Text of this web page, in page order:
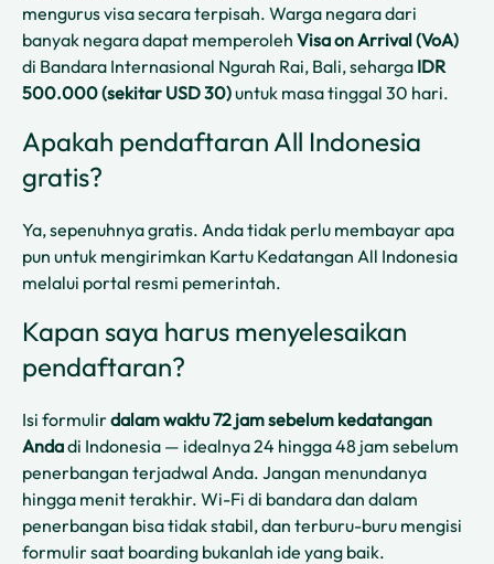
mengurus visa secara terpisah. Warga negara dari
banyak negara dapat memperoleh Visa on Arrival (VoA)
di Bandara Internasional Ngurah Rai, Bali, seharga IDR
500.000 (sekitar USD 30)untuk masa tinggal 30 hari.
Apakah pendaftaran All Indonesia
gratis?
Ya, sepenuhnya gratis. Anda tidak perlu membayar apa
pun untuk mengirimkan Kartu Kedatangan All Indonesia
melalui portal resmi pemerintah.
Kapan saya harus menyelesaikan
pendaftaran?
Isi formulirdalam waktu 72 jam sebelum kedatangan
Andadi Indonesia — idealnya 24 hingga 48 jam sebelum
penerbangan terjadwal Anda. Jangan menundanya
hingga menit terakhir. Wi-Fi di bandara dan dalam
penerbangan bisa tidak stabil, dan terburu-buru mengisi
formulir saat boarding bukanlah ide yang baik.